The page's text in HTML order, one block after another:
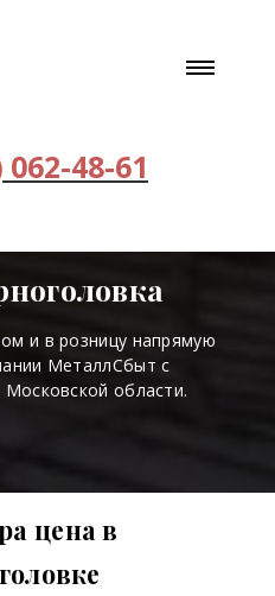
062-48-61
и в розницу напрямую
МеталлСбыт с
области.
цена в